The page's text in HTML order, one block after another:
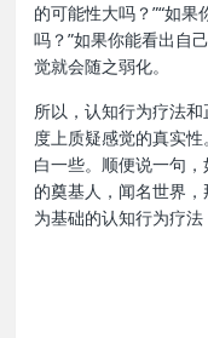
的可能性大吗？”“如
吗？”如果你能看出自
觉就会随之弱化。
所以，认知行为疗法
度上质疑感觉的真实
白一些。顺便说一句
的奠基人，闻名世界
为基础的认知行为疗法